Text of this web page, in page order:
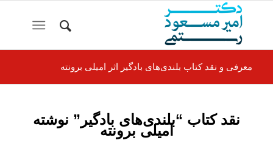
معرفی و نقد كتاب بلندی‌های بادگير اثر امیلی برونته
نقد كتاب “بلندی‌های بادگير” نوشته
امیلی برونته